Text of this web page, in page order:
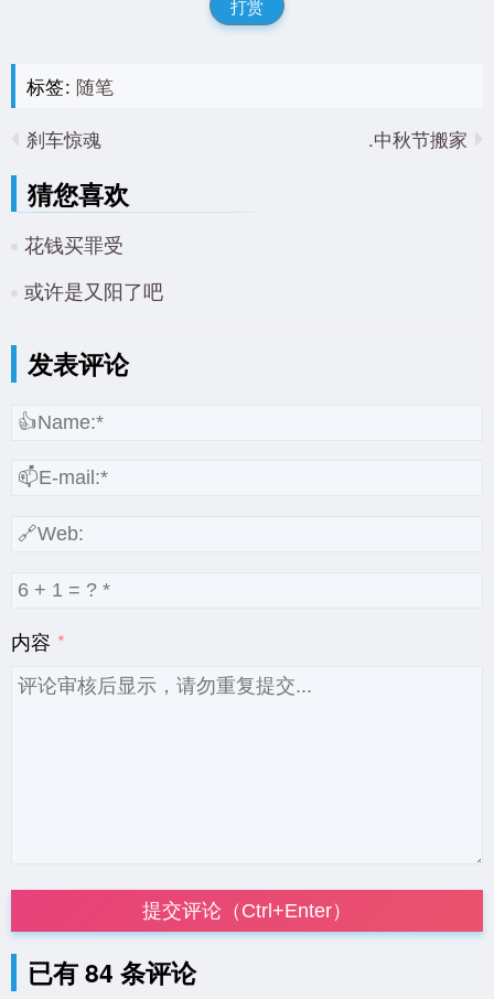
打赏
标签: 随笔
刹车惊魂
中秋节搬家.
猜您喜欢
花钱买罪受
或许是又阳了吧
发表评论
内容
提交评论（Ctrl+Enter）
已有 84 条评论